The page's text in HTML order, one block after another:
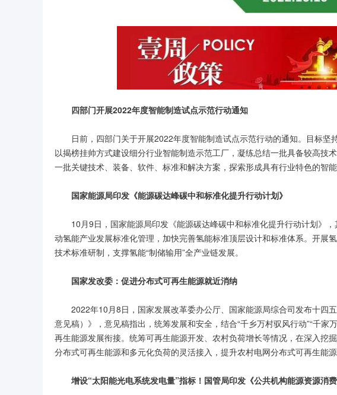
四部门开展2022年度智能制造试点示范行动通知
日前，四部门关于开展2022年度智能制造试点示范行动的通知。目标坚
以揭榜挂帅方式建设细分行业智能制造示范工厂，凝练总结一批具备较高技
一批关键技术、装备、软件、标准和解决方案，探索形成具有行业特色的智能
国家能源局印发《能源碳达峰碳中和标准化提升行动计划》
10月9日，国家能源局印发《能源碳达峰碳中和标准化提升行动计划》
动氢能产业发展标准化管理，加快完善氢能标准顶层设计和标准体系。开展
技术标准研制，支撑氢能“制储输用”全产业链发展。
国家发改委：促进分布式可再生能源就近消纳
2022年10月8日，国家发展改革委办公厅、国家能源局综合司发布十四
意见稿）》，意见稿指出，统筹发展和安全，结合“千乡万村驭风行动”“千
再生能源发展衔接。统筹可再生能源开发、农村负荷增长等情况，在深入挖
分布式可再生能源和多元化负荷的灵活接入，提升农村电网分布式可再生能
增设“太阳能光电系统发电量”指标！国管局印发《公共机构能源资源消费